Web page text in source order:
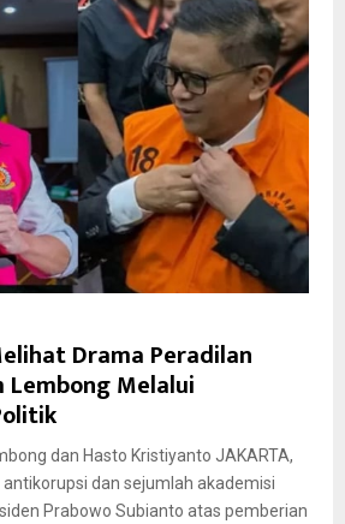
Drama Peradilan
Lembong Melalui
dan Hasto Kristiyanto JAKARTA,
dan sejumlah akademisi
Prabowo Subianto atas pemberian